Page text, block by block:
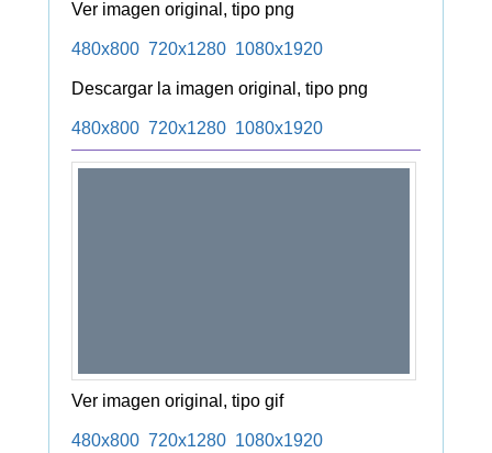
Ver imagen original, tipo png
480x800 720x1280 1080x1920
Descargar la imagen original, tipo png
480x800 720x1280 1080x1920
Ver imagen original, tipo gif
480x800 720x1280 1080x1920